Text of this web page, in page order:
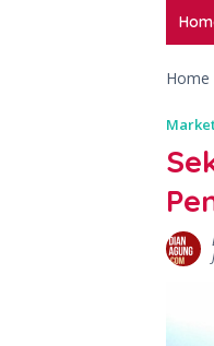
Web
Home